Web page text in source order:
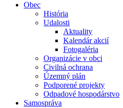
Obec
História
Udalosti
Aktuality
Kalendár akcií
Fotogaléria
Organizácie v obci
Civilná ochrana
Územný plán
Podporené projekty
Odpadové hospodárstvo
Samospráva